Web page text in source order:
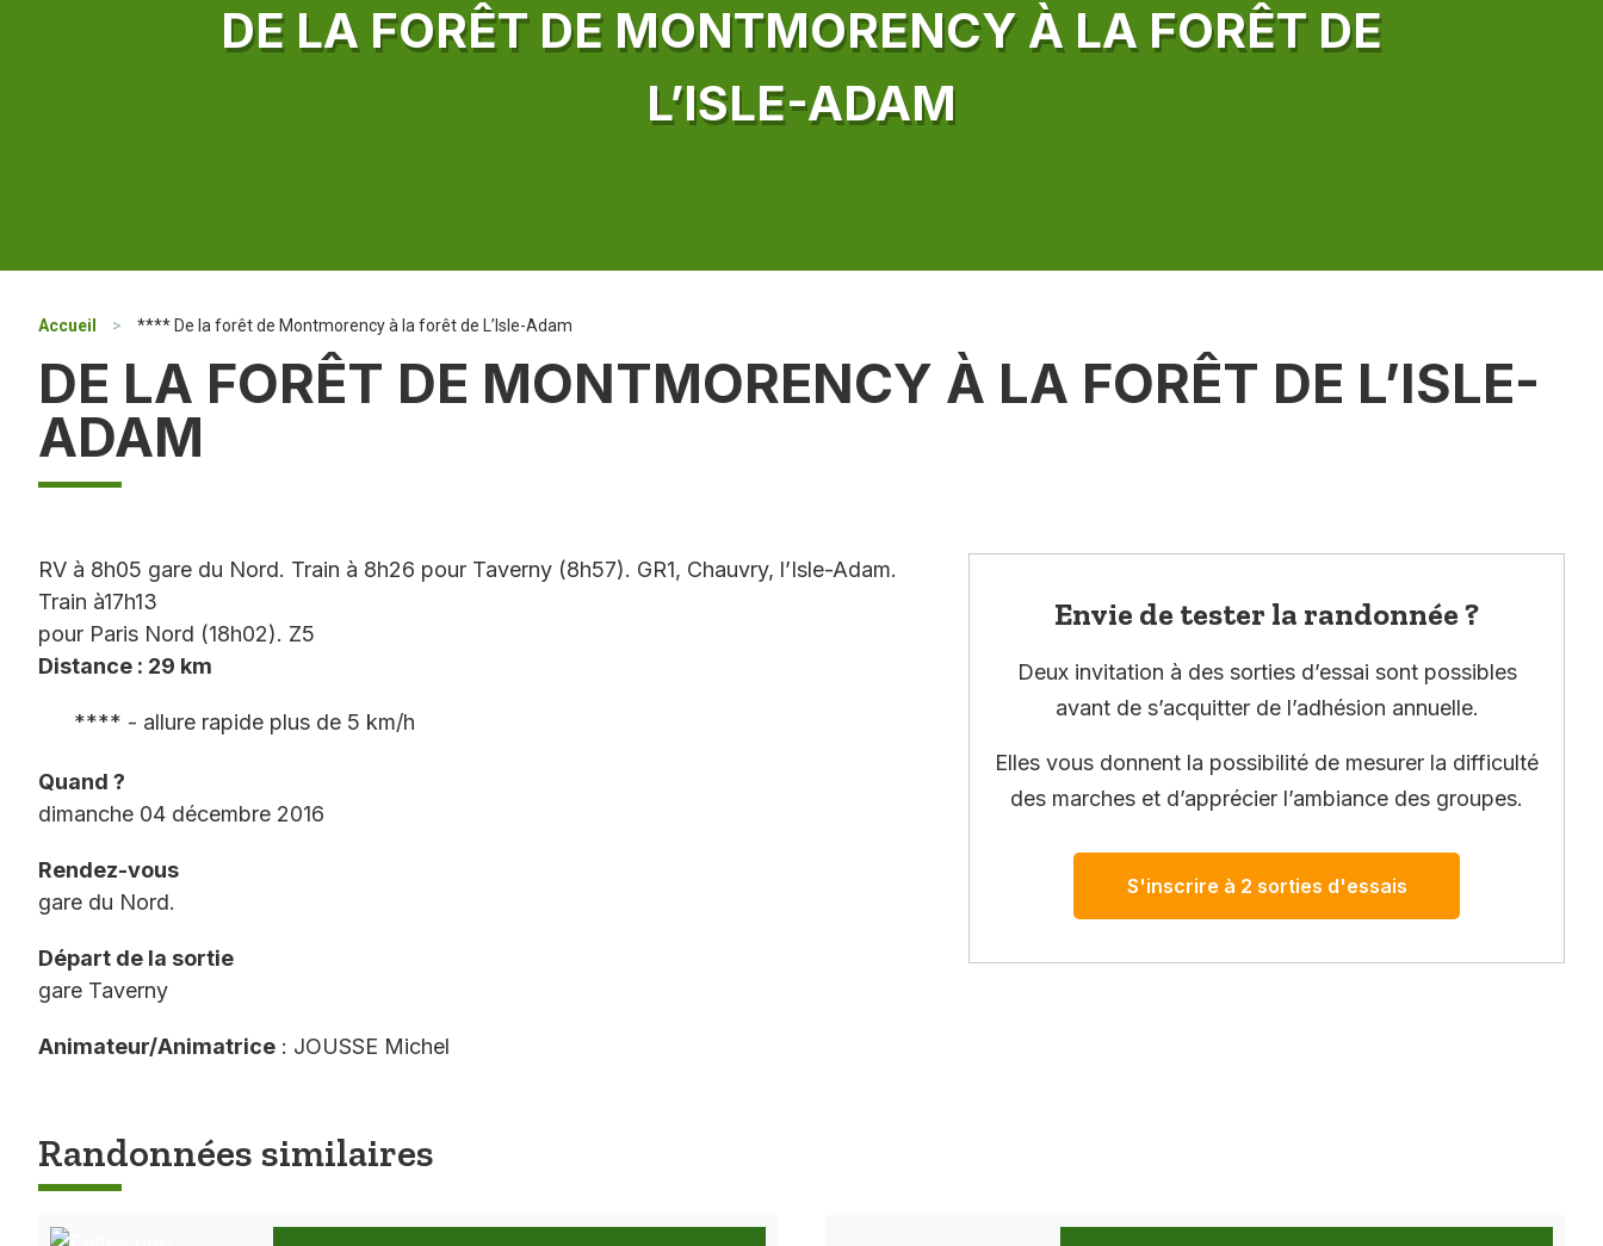
DE LA FORÊT DE MONTMORENCY À LA FORÊT DE
L’ISLE-ADAM
Accueil > **** De la forêt de Montmorency à la forêt de L’Isle-Adam
DE LA FORÊT DE MONTMORENCY À LA FORÊT DE L’ISLE-
ADAM
RV à 8h05 gare du Nord. Train à 8h26 pour Taverny (8h57). GR1, Chauvry, l’Isle-Adam.
Train à17h13
pour Paris Nord (18h02). Z5
Distance : 29 km
**** - allure rapide plus de 5 km/h
Quand ?
dimanche 04 décembre 2016
Rendez-vous
gare du Nord.
Départ de la sortie
gare Taverny
Animateur/Animatrice : JOUSSE Michel
Envie de tester la randonnée ?
Deux invitation à des sorties d’essai sont possibles
avant de s’acquitter de l’adhésion annuelle.
Elles vous donnent la possibilité de mesurer la difficulté
des marches et d’apprécier l’ambiance des groupes.
S'inscrire à 2 sorties d'essais
Randonnées similaires